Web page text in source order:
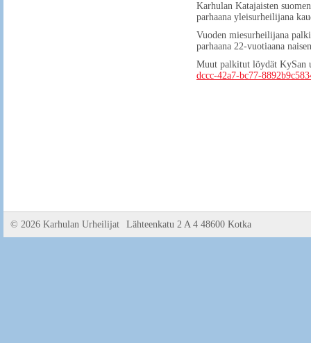
Karhulan Katajaisten
parhaana yleisurheilijana
Vuoden miesurheilijana
parhaana 22-vuotiaana
Muut palkitut löydät KySan
dccc-42a7-bc77-
© 2026 Karhulan Urheilijat Lähteenkatu 2 A 4 48600 Kotka